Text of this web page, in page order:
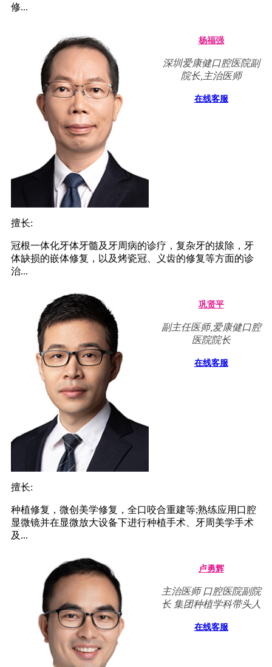
修...
杨福强
深圳爱康健口腔医院副
院长,主治医师
在线客服
擅长:
冠根一体化牙体牙髓及牙周病的诊疗，复杂牙的拔除，牙
体缺损的嵌体修复，以及烤瓷冠、义齿的修复等方面的诊
治...
巩贤平
副主任医师,爱康健口腔
医院院长
在线客服
擅长:
种植修复，微创美学修复，全口咬合重建等;熟练应用口腔
显微镜并在显微放大设备下进行种植手术、牙周美学手术
及...
卢勇辉
主治医师 口腔医院副院
长 集团种植学科带头人
在线客服